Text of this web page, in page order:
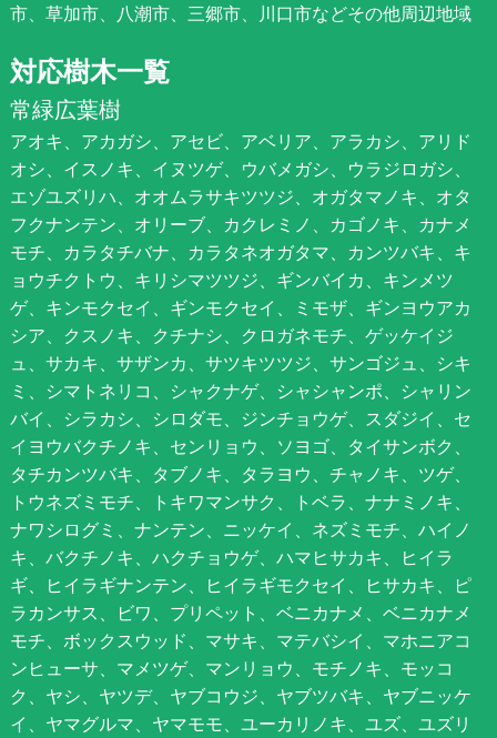
市、草加市、八潮市、三郷市、川口市などその他周辺地域
対応樹木一覧
常緑広葉樹
アオキ、アカガシ、アセビ、アベリア、アラカシ、アリド
オシ、イスノキ、イヌツゲ、ウバメガシ、ウラジロガシ、
エゾユズリハ、オオムラサキツツジ、オガタマノキ、オタ
フクナンテン、オリーブ、カクレミノ、カゴノキ、カナメ
モチ、カラタチバナ、カラタネオガタマ、カンツバキ、キ
ョウチクトウ、キリシマツツジ、ギンバイカ、キンメツ
ゲ、キンモクセイ、ギンモクセイ、ミモザ、ギンヨウアカ
シア、クスノキ、クチナシ、クロガネモチ、ゲッケイジ
ュ、サカキ、サザンカ、サツキツツジ、サンゴジュ、シキ
ミ、シマトネリコ、シャクナゲ、シャシャンポ、シャリン
バイ、シラカシ、シロダモ、ジンチョウゲ、スダジイ、セ
イヨウバクチノキ、センリョウ、ソヨゴ、タイサンボク、
タチカンツバキ、タブノキ、タラヨウ、チャノキ、ツゲ、
トウネズミモチ、トキワマンサク、トベラ、ナナミノキ、
ナワシログミ、ナンテン、ニッケイ、ネズミモチ、ハイノ
キ、バクチノキ、ハクチョウゲ、ハマヒサカキ、ヒイラ
ギ、ヒイラギナンテン、ヒイラギモクセイ、ヒサカキ、ピ
ラカンサス、ビワ、プリペット、ベニカナメ、ベニカナメ
モチ、ボックスウッド、マサキ、マテバシイ、マホニアコ
ンヒューサ、マメツゲ、マンリョウ、モチノキ、モッコ
ク、ヤシ、ヤツデ、ヤブコウジ、ヤブツバキ、ヤブニッケ
イ、ヤマグルマ、ヤマモモ、ユーカリノキ、ユズ、ユズリ